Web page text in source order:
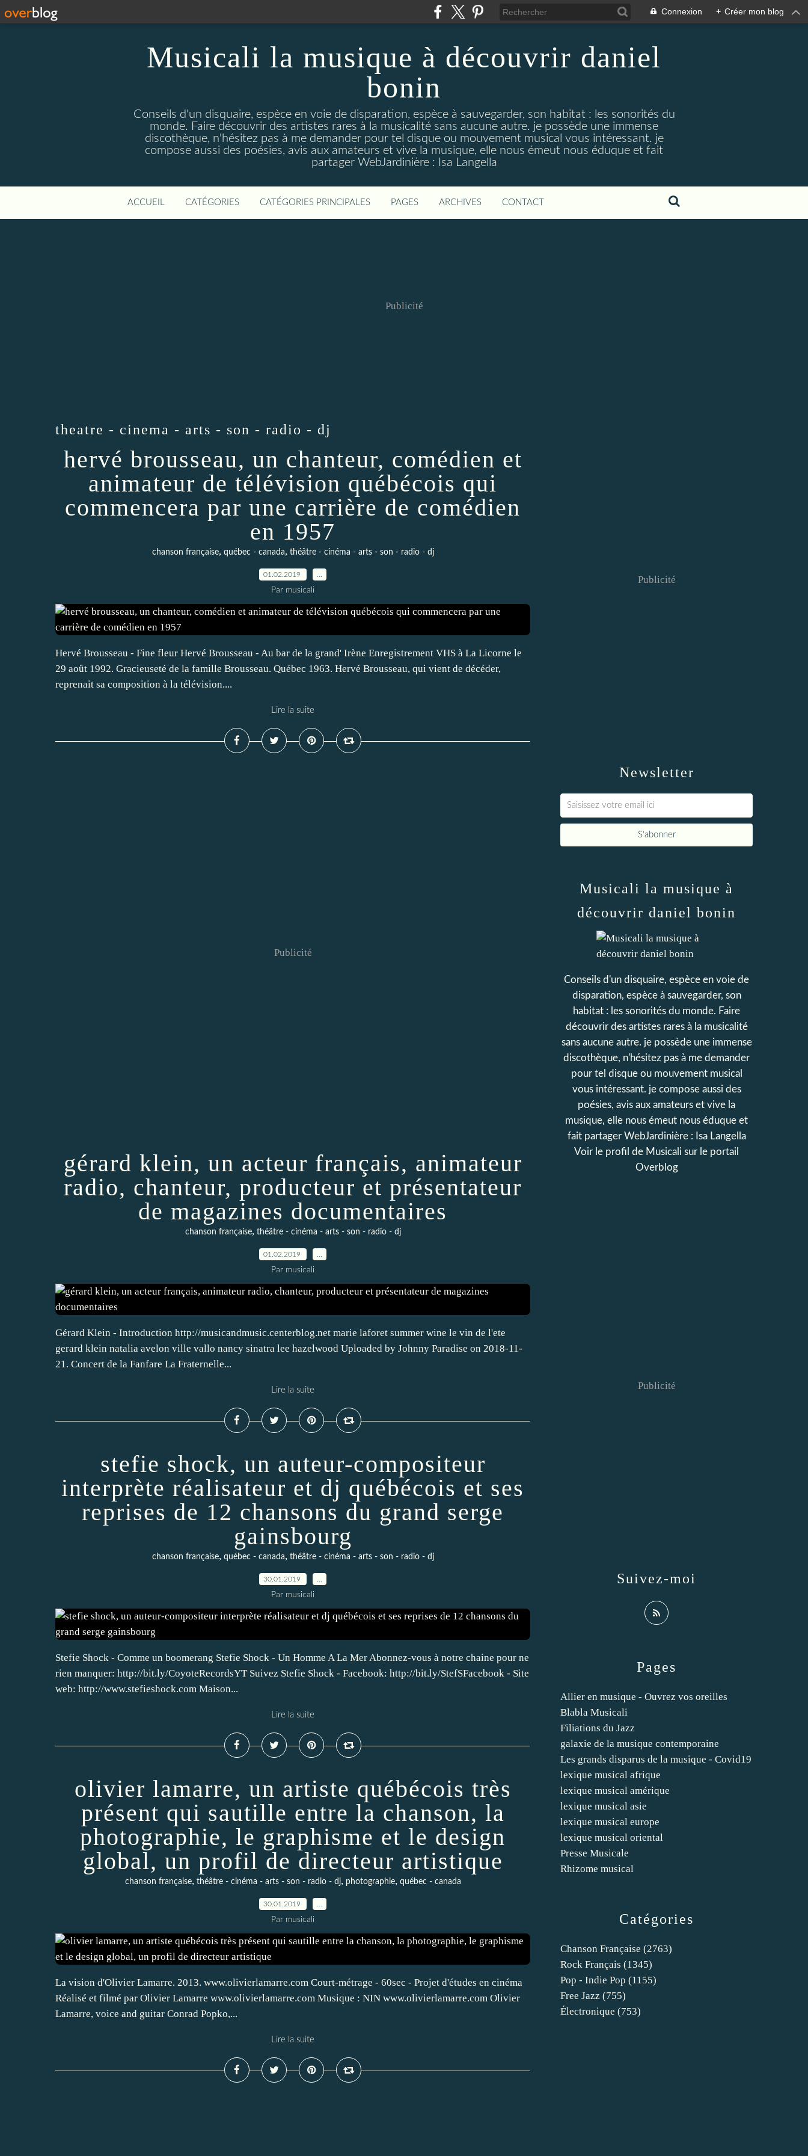
Connexion + Créer mon blog
Musicali la musique à découvrir daniel
bonin
Conseils d'un disquaire, espèce en voie de disparation, espèce à sauvegarder, son habitat : les sonorités du
monde. Faire découvrir des artistes rares à la musicalité sans aucune autre. je possède une immense
discothèque, n'hésitez pas à me demander pour tel disque ou mouvement musical vous intéressant. je
compose aussi des poésies, avis aux amateurs et vive la musique, elle nous émeut nous éduque et fait
partager WebJardinière : Isa Langella
ACCUEIL CATÉGORIES CATÉGORIES PRINCIPALES PAGES ARCHIVES CONTACT
Publicité
theatre - cinema - arts - son - radio - dj
hervé brousseau, un chanteur, comédien et
animateur de télévision québécois qui
commencera par une carrière de comédien
en 1957
chanson française, québec - canada, théâtre - cinéma - arts - son - radio - dj
01.02.2019
Par musicali
Hervé Brousseau - Fine fleur Hervé Brousseau - Au bar de la grand' Irène Enregistrement VHS à La Licorne le
29 août 1992. Gracieuseté de la famille Brousseau. Québec 1963. Hervé Brousseau, qui vient de décéder,
reprenait sa composition à la télévision....
Lire la suite
Publicité
gérard klein, un acteur français, animateur
radio, chanteur, producteur et présentateur
de magazines documentaires
chanson française, théâtre - cinéma - arts - son - radio - dj
01.02.2019
Par musicali
Gérard Klein - Introduction http://musicandmusic.centerblog.net marie laforet summer wine le vin de l'ete
gerard klein natalia avelon ville vallo nancy sinatra lee hazelwood Uploaded by Johnny Paradise on 2018-11-
21. Concert de la Fanfare La Fraternelle...
Lire la suite
stefie shock, un auteur-compositeur
interprète réalisateur et dj québécois et ses
reprises de 12 chansons du grand serge
gainsbourg
chanson française, québec - canada, théâtre - cinéma - arts - son - radio - dj
30.01.2019
Par musicali
Stefie Shock - Comme un boomerang Stefie Shock - Un Homme A La Mer Abonnez-vous à notre chaine pour ne
rien manquer: http://bit.ly/CoyoteRecordsYT Suivez Stefie Shock - Facebook: http://bit.ly/StefSFacebook - Site
web: http://www.stefieshock.com Maison...
Lire la suite
olivier lamarre, un artiste québécois très
présent qui sautille entre la chanson, la
photographie, le graphisme et le design
global, un profil de directeur artistique
chanson française, théâtre - cinéma - arts - son - radio - dj, photographie, québec - canada
30.01.2019
Par musicali
La vision d'Olivier Lamarre. 2013. www.olivierlamarre.com Court-métrage - 60sec - Projet d'études en cinéma
Réalisé et filmé par Olivier Lamarre www.olivierlamarre.com Musique : NIN www.olivierlamarre.com Olivier
Lamarre, voice and guitar Conrad Popko,...
Lire la suite
Newsletter
Publicité
Catégories
Chanson Française (2763)
Rock Français (1345)
Pop - Indie Pop (1155)
Free Jazz (755)
Électronique (753)
Pages
Allier en musique - Ouvrez vos oreilles
Blabla Musicali
Filiations du Jazz
galaxie de la musique contemporaine
Les grands disparus de la musique - Covid19
lexique musical afrique
lexique musical amérique
lexique musical asie
lexique musical europe
lexique musical oriental
Presse Musicale
Rhizome musical
Musicali la musique à
découvrir daniel bonin
Conseils d'un disquaire, espèce en voie de
disparation, espèce à sauvegarder, son
habitat : les sonorités du monde. Faire
découvrir des artistes rares à la musicalité
sans aucune autre. je possède une immense
discothèque, n'hésitez pas à me demander
pour tel disque ou mouvement musical
vous intéressant. je compose aussi des
poésies, avis aux amateurs et vive la
musique, elle nous émeut nous éduque et
fait partager WebJardinière : Isa Langella
Voir le profil de Musicali sur le portail
Overblog
Suivez-moi
Publicité